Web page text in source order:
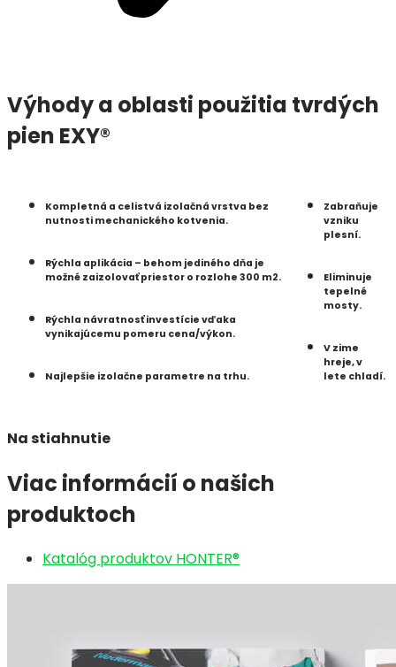
Výhody a oblasti použitia tvrdých
pien EXY®
Kompletná a celistvá izolačná vrstva bez
nutnosti mechanického kotvenia.
Rýchla aplikácia – behom jediného dňa je
možné zaizolovať priestor o rozlohe 300 m2.
Rýchla návratnosť investície vďaka
vynikajúcemu pomeru cena/výkon.
Najlepšie izolačne parametre na trhu.
Zabraňuje
vzniku
plesní.
Eliminuje
tepelné
mosty.
V zime
hreje, v
lete chladí.
Na stiahnutie
Viac informácií o našich
produktoch
Katalóg produktov HONTER®